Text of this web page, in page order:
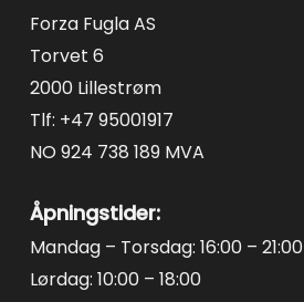
Forza Fugla AS
Torvet 6
2000 Lillestrøm
Tlf: +47 95001917
NO 924 738 189 MVA
Åpningstider:
Mandag – Torsdag: 16:00 – 21:00
Lørdag: 10:00 – 18:00